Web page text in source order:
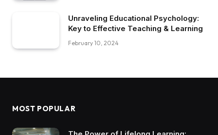
Unraveling Educational Psychology:
Key to Effective Teaching & Learning
February 10, 2024
MOST POPULAR